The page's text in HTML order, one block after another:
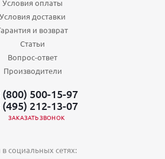
Условия оплаты
Условия доставки
и возврат
Статьи
Вопрос-ответ
Производители
(800) 500-15-97
(495) 212-13-07
ЗАКАЗАТЬ ЗВОНОК
социальных сетях: